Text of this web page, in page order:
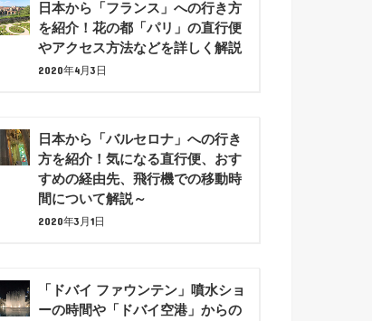
日本から「フランス」への行き方
を紹介！花の都「パリ」の直行便
やアクセス方法などを詳しく解説
2020年4月3日
日本から「バルセロナ」への行き
方を紹介！気になる直行便、おす
すめの経由先、飛行機での移動時
間について解説～
2020年3月1日
「ドバイ ファウンテン」噴水ショ
ーの時間や「ドバイ空港」からの